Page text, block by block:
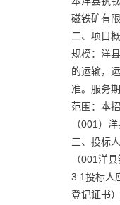
磁铁矿有
二、项目
规模：洋
的运输，
准。服务
范围：本
（001）
三、投标
（001洋
3.1投标人
登记证书）